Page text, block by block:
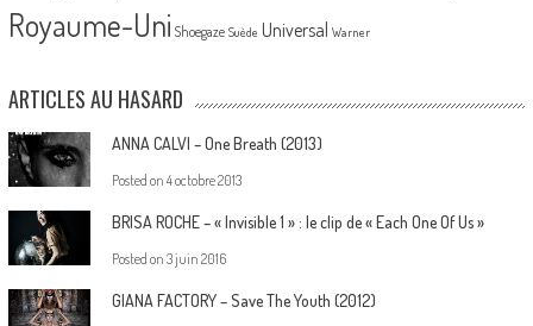
Royaume-Uni Shoegaze Suède Universal Warner
ARTICLES AU HASARD
ANNA CALVI – One Breath (2013)
Posted on 4 octobre 2013
BRISA ROCHE – « Invisible 1 » : le clip de « Each One Of Us »
Posted on 3 juin 2016
GIANA FACTORY – Save The Youth (2012)